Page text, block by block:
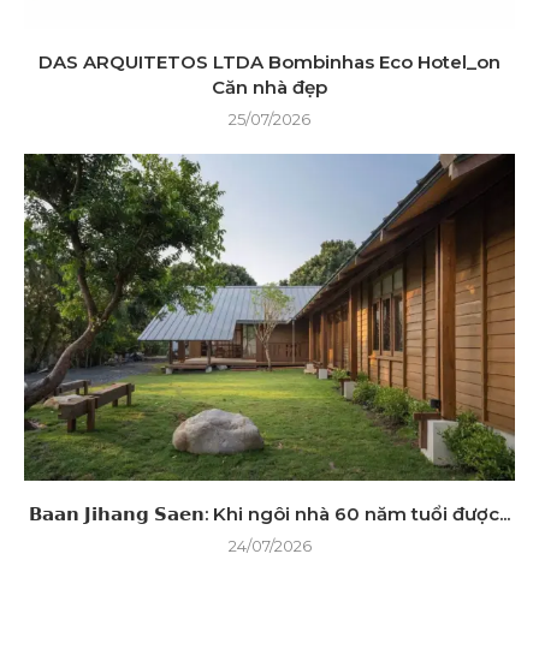
DAS ARQUITETOS LTDA Bombinhas Eco Hotel_on
Căn nhà đẹp
25/07/2026
𝗕𝗮𝗮𝗻 𝗝𝗶𝗵𝗮𝗻𝗴 𝗦𝗮𝗲𝗻: Khi ngôi nhà 60 năm tuổi được...
24/07/2026